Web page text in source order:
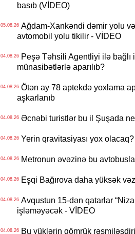
basıb (VİDEO)
05.08.26Ağdam-Xankəndi dəmir yolu
avtomobil yolu tikilir - VİDEO
04.08.26Peşə Təhsili Agentliyi ilə bağlı
münasibətlərlə aparılıb?
04.08.26Ötən ay 78 aptekdə yoxlama
aşkarlanıb
04.08.26Əcnəbi turistlər bu il Şuşada
04.08.26Yerin qravitasiyası yox
04.08.26Metronun əvəzinə bu
04.08.26Eşqi Bağırova daha yüksək
04.08.26Avqustun 15-dən qatarlar
işləməyəcək - VİDEO
04.08.26Bu yüklərin gömrük